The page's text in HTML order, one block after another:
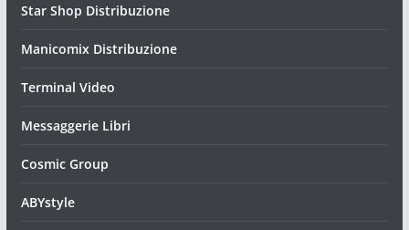
Star Shop Distribuzione
Manicomix Distribuzione
Terminal Video
Messaggerie Libri
Cosmic Group
ABYstyle